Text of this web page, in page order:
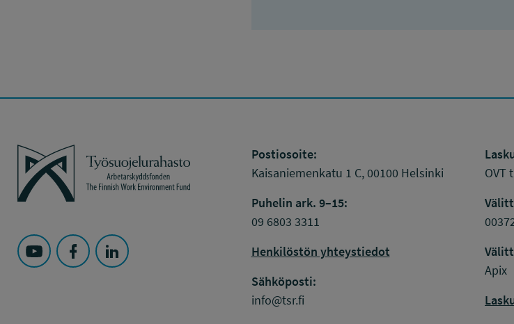
Työsuojelurahasto
Seuraa Työsuojelurahasto kohteessa: YouTube
Seuraa Työsuojelurahasto kohteessa: Facebook
Seuraa Työsuojelurahasto kohteessa: LinkedIn
Postiosoite:
Kaisaniemenkatu 1 C, 00100 Helsinki
Puhelin ark. 9–15:
09 6803 3311
Henkilöstön yhteystiedot
Sähköposti:
info@tsr.fi
OVT
Apix